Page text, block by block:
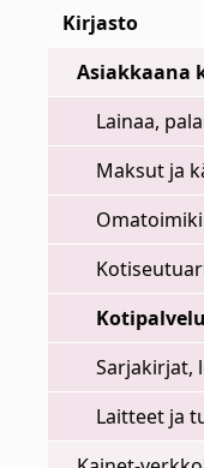
Kirjasto
Asiakkaana
Lainaa,
Maksut ja
Sarjakirjat,
Laitteet ja